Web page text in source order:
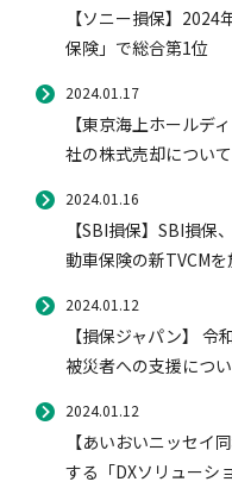
【ソニー損保】
保険」で総合第1位
2024.01.17
【東京海上ホールデ
社の株式売却について
2024.01.16
【SBI損保】SBI損
動車保険の新TVCM
2024.01.12
【損保ジャパン】 令
被災者への支援につ
2024.01.12
【あいおいニッセイ
する「DXソリューシ